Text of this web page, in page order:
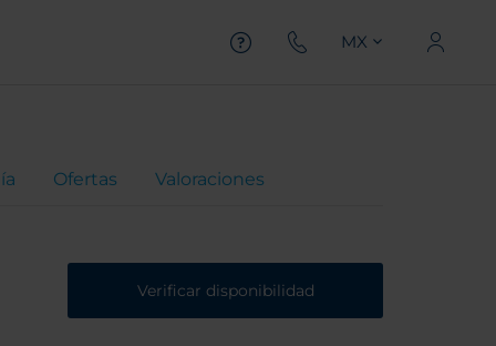
MX
Ofertas Valoraciones
Verificar disponibilidad